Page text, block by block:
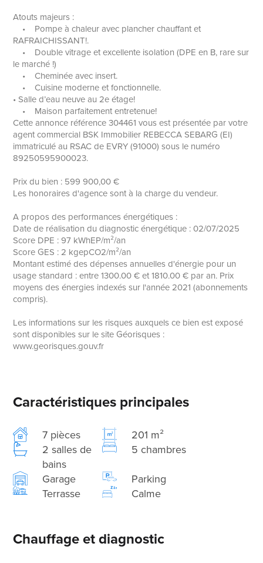
Atouts majeurs :
• Pompe à chaleur avec plancher chauffant et
RAFRAICHISSANT!.
• Double vitrage et excellente isolation (DPE en B, rare sur
le marché !)
• Cheminée avec insert.
• Cuisine moderne et fonctionnelle.
• Salle d’eau neuve au 2e étage!
• Maison parfaitement entretenue!
Cette annonce référence 304461 vous est présentée par votre
agent commercial BSK Immobilier REBECCA SEBARG (EI)
immatriculé au RSAC de EVRY (91000) sous le numéro
89250595900023.
Prix du bien : 599 900,00 €
Les honoraires d'agence sont à la charge du vendeur.
A propos des performances énergétiques :
Date de réalisation du diagnostic énergétique : 02/07/2025
Score DPE : 97 kWhEP/m²/an
Score GES : 2 kgepCO2/m²/an
Montant estimé des dépenses annuelles d'énergie pour un
usage standard : entre 1300.00 € et 1810.00 € par an. Prix
moyens des énergies indexés sur l'année 2021 (abonnements
compris).
Les informations sur les risques auxquels ce bien est exposé
sont disponibles sur le site Géorisques :
www.georisques.gouv.fr
Caractéristiques principales
7 pièces
201 m²
2 salles de
bains
5 chambres
Garage
Parking
Terrasse
Calme
Chauffage et diagnostic